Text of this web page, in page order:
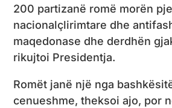
200 partizanë romë morën
nacionalçlirimtare dhe
maqedonase dhe derdhën
rikujtoi Presidentja.
Romët janë një nga
cenueshme, theksoi ajo, por